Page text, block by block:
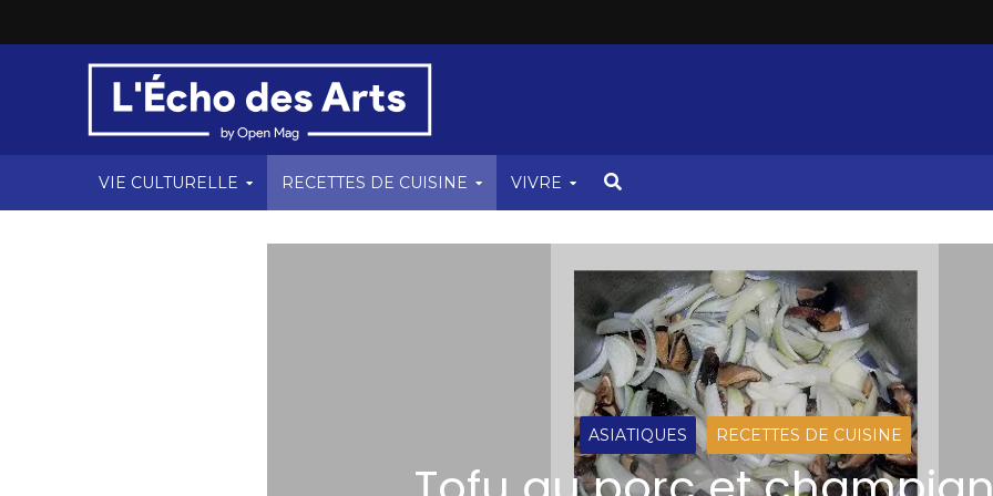
VIE CULTURELLE RECETTES DE CUISINE VIVRE
ASIATIQUES RECETTES DE CUISINE